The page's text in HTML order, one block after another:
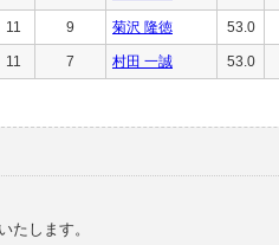
11 9 菊沢 隆徳 53.0
11 7 村田 一誠 53.0
たします。